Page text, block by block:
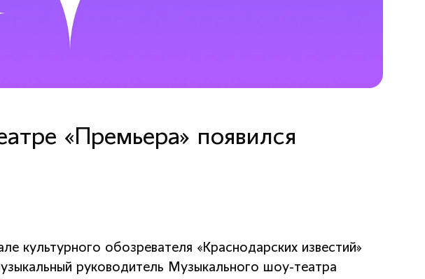
«Премьера» появился
культурного обозревателя «Краснодарских известий»
руководитель Музыкального шоу-театра